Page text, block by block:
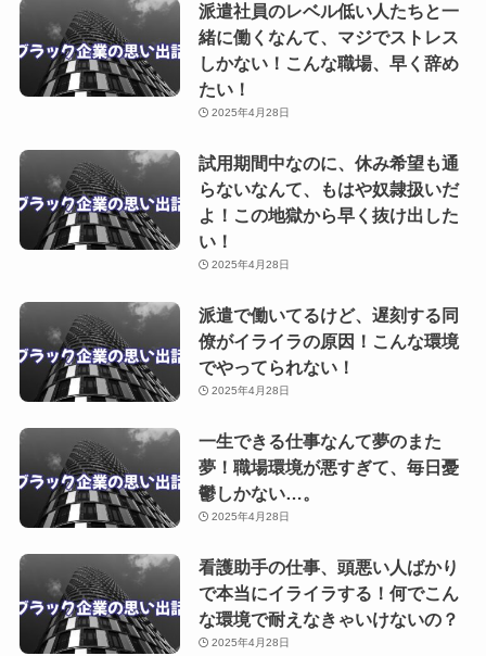
派遣社員のレベル低い人たちと一
緒に働くなんて、マジでストレス
しかない！こんな職場、早く辞め
たい！
2025年4月28日
試用期間中なのに、休み希望も通
らないなんて、もはや奴隷扱いだ
よ！この地獄から早く抜け出した
い！
2025年4月28日
派遣で働いてるけど、遅刻する同
僚がイライラの原因！こんな環境
でやってられない！
2025年4月28日
一生できる仕事なんて夢のまた
夢！職場環境が悪すぎて、毎日憂
鬱しかない…。
2025年4月28日
看護助手の仕事、頭悪い人ばかり
で本当にイライラする！何でこん
な環境で耐えなきゃいけないの？
2025年4月28日